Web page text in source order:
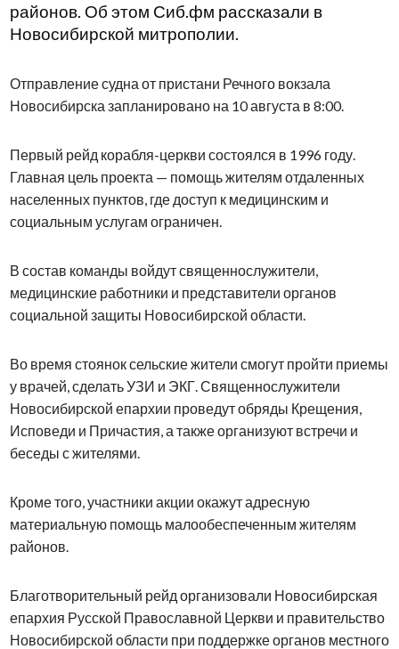
районов. Об этом Сиб.фм рассказали в
Новосибирской митрополии.
Отправление судна от пристани Речного вокзала
Новосибирска запланировано на 10 августа в 8:00.
Первый рейд корабля-церкви состоялся в 1996 году.
Главная цель проекта — помощь жителям отдаленных
населенных пунктов, где доступ к медицинским и
социальным услугам ограничен.
В состав команды войдут священнослужители,
медицинские работники и представители органов
социальной защиты Новосибирской области.
Во время стоянок сельские жители смогут пройти приемы
у врачей, сделать УЗИ и ЭКГ. Священнослужители
Новосибирской епархии проведут обряды Крещения,
Исповеди и Причастия, а также организуют встречи и
беседы с жителями.
Кроме того, участники акции окажут адресную
материальную помощь малообеспеченным жителям
районов.
Благотворительный рейд организовали Новосибирская
епархия Русской Православной Церкви и правительство
Новосибирской области при поддержке органов местного